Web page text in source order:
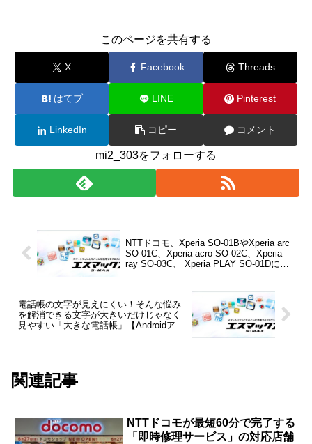
このページを共有する
X Facebook Threads
はてブ LINE Pinterest
LinkedIn コピー コメント
mi2_303をフォローする
NTTドコモ、Xperia SO-01BやXperia arc
SO-01C、Xperia acro SO-02C、Xperia
ray SO-03C、 Xperia PLAY SO-01Dに不
電話帳の文字が見えにくい！そんな悩み
を解消できる文字が大きいだけじゃなく
見やすい「大きな電話帳」【Androidアプ
関連記事
NTTドコモが最短60分で完了する
「即時修理サービス」の対応店舗